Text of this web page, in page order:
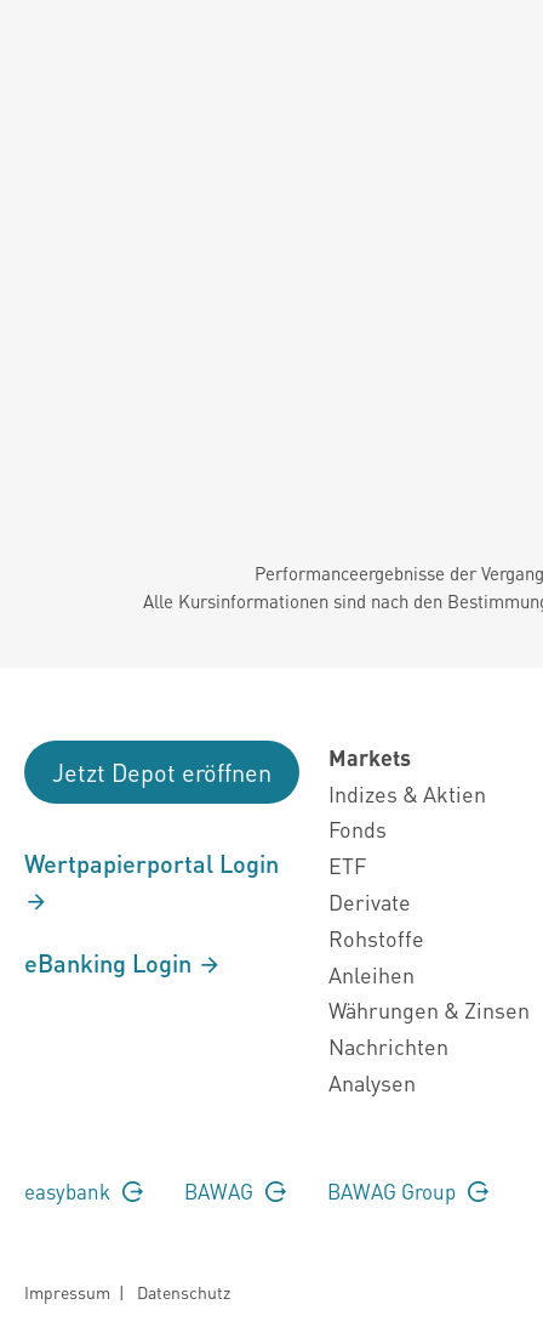
Performanceergebnisse der
Alle Kursinformationen sind nach den
Jetzt Depot eröffnen
Wertpapierportal Login
eBanking Login
Markets
Indizes & Aktien
Fonds
ETF
Derivate
Rohstoffe
Anleihen
Währungen & Zinsen
Nachrichten
Analysen
easybank BAWAG BAWAG Group
Impressum | Datenschutz